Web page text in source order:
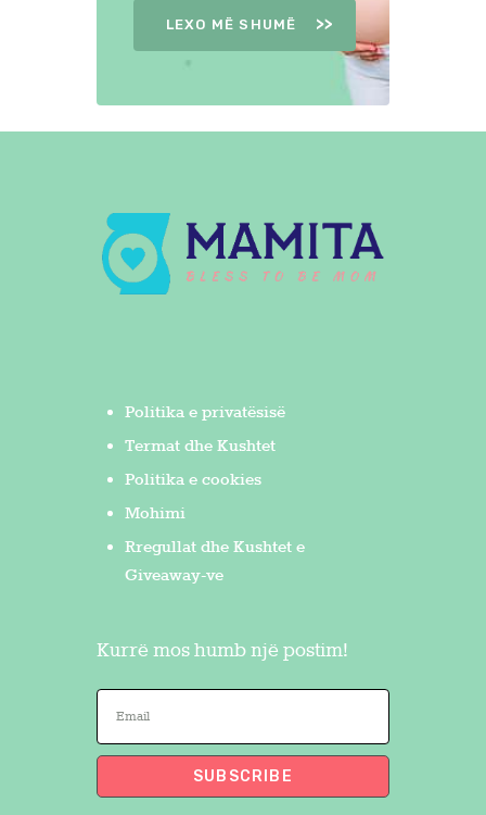
LEXO MË SHUMË
Politika e privatësisë
Termat dhe Kushtet
Politika e cookies
Mohimi
Rregullat dhe Kushtet e
Giveaway-ve
Kurrë mos humb një postim!